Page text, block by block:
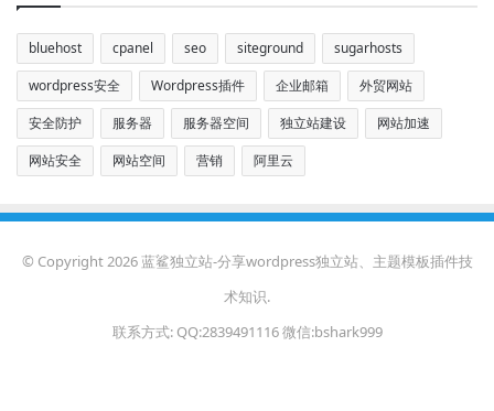
bluehost cpanel seo siteground
sugarhosts
wordpress安全
Wordpress插件 企业邮箱
外贸网站
安全防护
服务器 服务器空间 独立站建设
网站加速
网站安全
网站空间 营销 阿里云
© Copyright 2026 蓝鲨独立站-分享wordpress独立站、主题模板插件技
术知识.
联系方式: QQ:2839491116 微信:bshark999